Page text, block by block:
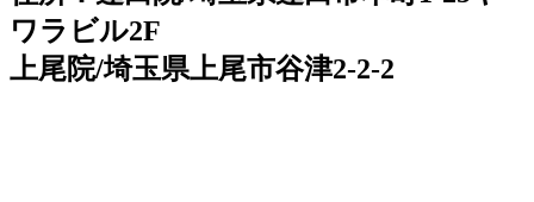
ワラビル2F
上尾院/埼玉県上尾市谷津2-2-2